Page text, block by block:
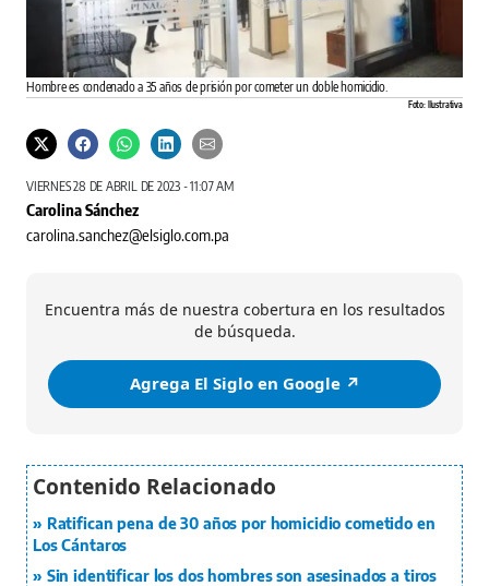
Hombre es condenado a 35 años de prisión por cometer un doble homicidio.
Foto: Ilustrativa
VIERNES 28 DE ABRIL DE 2023 - 11:07 AM
Carolina Sánchez
carolina.sanchez@elsiglo.com.pa
Encuentra más de nuestra cobertura en los resultados
de búsqueda.
Agrega El Siglo en Google ↗️
Ratifican pena de 30 años por homicidio cometido en
Los Cántaros
Sin identificar los dos hombres son asesinados a tiros